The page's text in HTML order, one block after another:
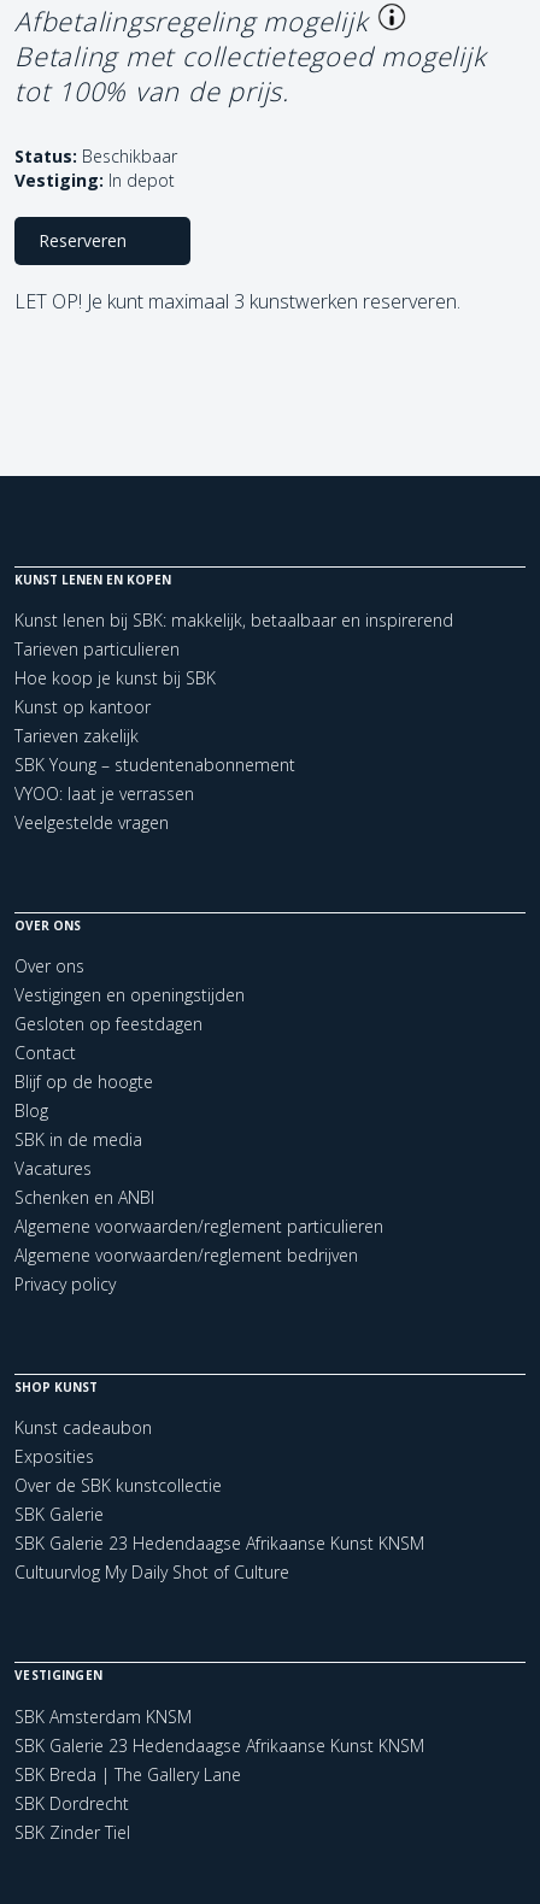
Afbetalingsregeling mogelijk
Betaling met collectietegoed mogelijk
tot 100% van de prijs.
Status: Beschikbaar
Vestiging: In depot
Reserveren
LET OP! Je kunt maximaal 3 kunstwerken reserveren.
KUNST LENEN EN KOPEN
Kunst lenen bij SBK: makkelijk, betaalbaar en inspirerend
Tarieven particulieren
Hoe koop je kunst bij SBK
Kunst op kantoor
Tarieven zakelijk
SBK Young – studentenabonnement
VYOO: laat je verrassen
Veelgestelde vragen
OVER ONS
Over ons
Vestigingen en openingstijden
Gesloten op feestdagen
Contact
Blijf op de hoogte
Blog
SBK in de media
Vacatures
Schenken en ANBI
Algemene voorwaarden/reglement particulieren
Algemene voorwaarden/reglement bedrijven
Privacy policy
SHOP KUNST
Kunst cadeaubon
Exposities
Over de SBK kunstcollectie
SBK Galerie
SBK Galerie 23 Hedendaagse Afrikaanse Kunst KNSM
Cultuurvlog My Daily Shot of Culture
VESTIGINGEN
SBK Amsterdam KNSM
SBK Galerie 23 Hedendaagse Afrikaanse Kunst KNSM
SBK Breda | The Gallery Lane
SBK Dordrecht
SBK Zinder Tiel